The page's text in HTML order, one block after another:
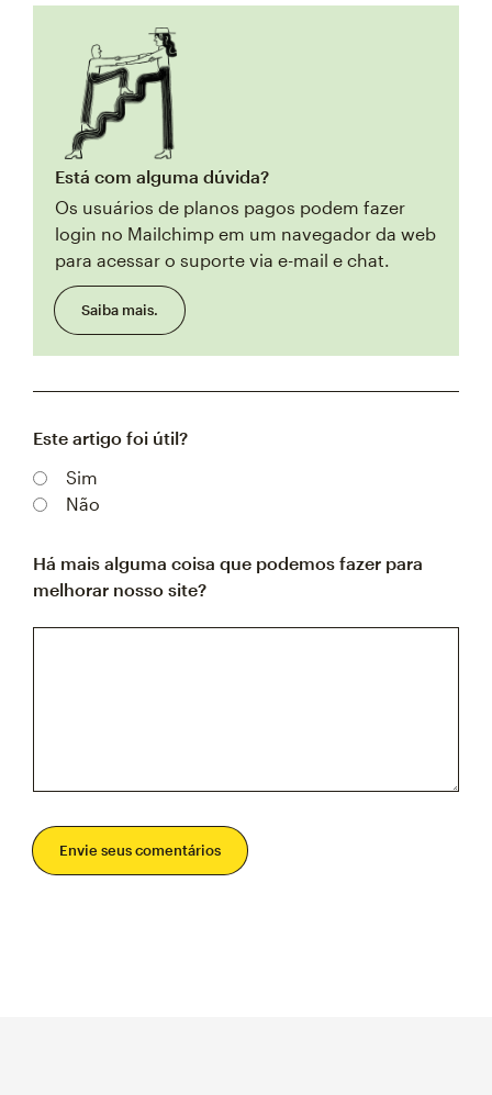
Está com alguma dúvida?
Os usuários de planos pagos podem fazer
login no Mailchimp em um navegador da web
para acessar o suporte via e-mail e chat.
Saiba mais.
Este artigo foi útil?
Sim
Não
Há mais alguma coisa que podemos fazer para
melhorar nosso site?
Envie seus comentários